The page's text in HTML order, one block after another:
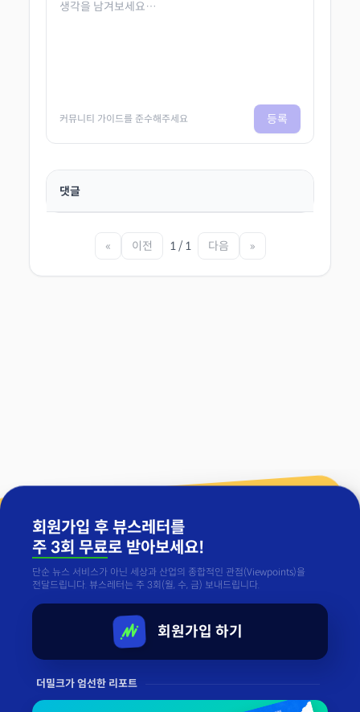
커뮤니티 가이드를 준수해주세요 등록
댓글
« 이전 1 / 1 다음 »
회원가입 후 뷰스레터를
주 3회 무료로 받아보세요!
단순 뉴스 서비스가 아닌 세상과 산업의 종합적인 관점(Viewpoints)을
전달드립니다. 뷰스레터는 주 3회(월, 수, 금) 보내드립니다.
회원가입 하기
더밀크가 엄선한 리포트